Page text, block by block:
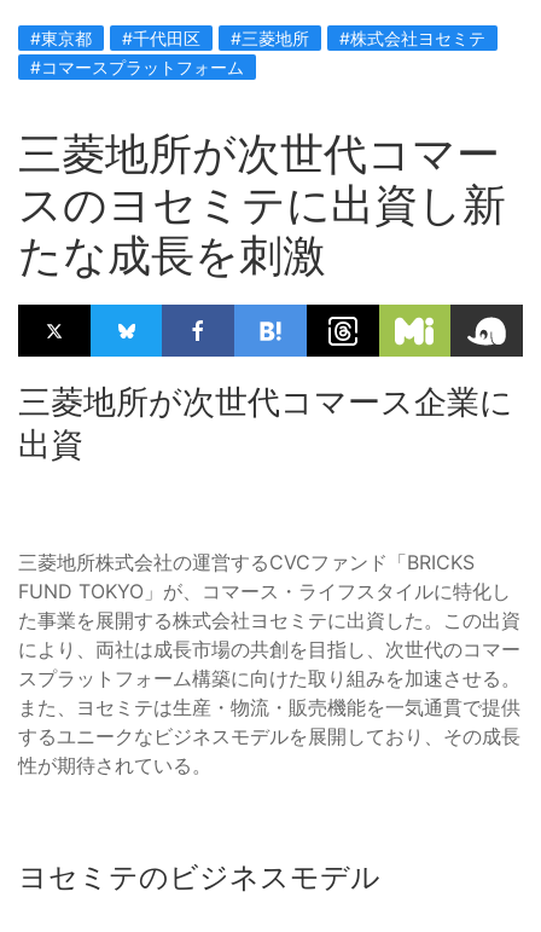
#東京都 #千代田区 #三菱地所
#株式会社ヨセミテ
#コマースプラットフォーム
三菱地所が次世代コマー
スのヨセミテに出資し新
たな成長を刺激
三菱地所が次世代コマース企業に
出資
三菱地所株式会社の運営するCVCファンド「BRICKS
FUND TOKYO」が、コマース・ライフスタイルに特化し
た事業を展開する株式会社ヨセミテに出資した。この出資
により、両社は成長市場の共創を目指し、次世代のコマー
スプラットフォーム構築に向けた取り組みを加速させる。
また、ヨセミテは生産・物流・販売機能を一気通貫で提供
するユニークなビジネスモデルを展開しており、その成長
性が期待されている。
ヨセミテのビジネスモデル